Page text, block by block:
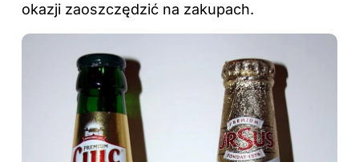
okazji zaoszczędzić na zakupach.